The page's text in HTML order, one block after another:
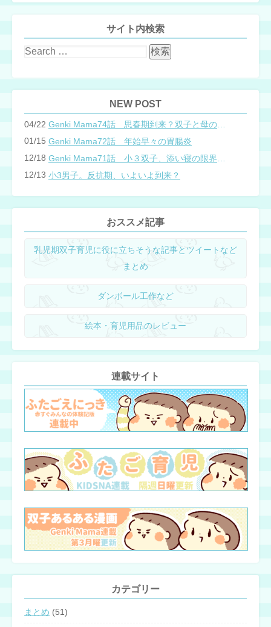
サイト内検索
NEW POST
04/22
Genki Mama74話 思春期到来？双子と母のバトル
01/15 Genki Mama72話 年始早々の胃腸炎
12/18
12/13 小3男子。反抗期、いよいよ到来？
おススメ記事
乳児期双子育児に役に立ちそうな記事とツイートなど
まとめ
ダンボール工作など
絵本・育児用品のレビュー
連載サイト
カテゴリー
まとめ (51)